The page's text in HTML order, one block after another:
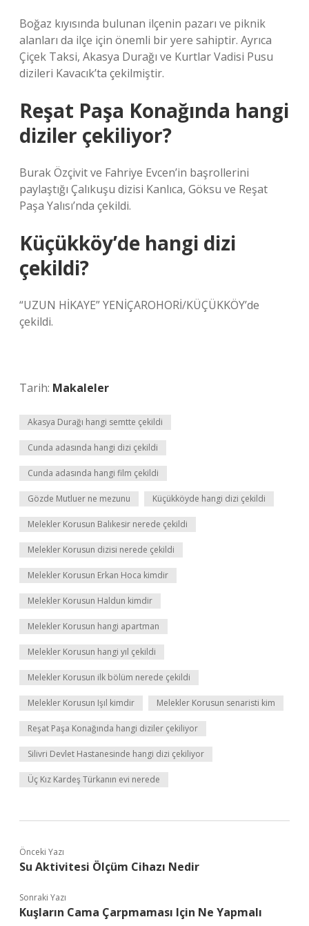
Boğaz kıyısında bulunan ilçenin pazarı ve piknik
alanları da ilçe için önemli bir yere sahiptir. Ayrıca
Çiçek Taksi, Akasya Durağı ve Kurtlar Vadisi Pusu
dizileri Kavacık’ta çekilmiştir.
Reşat Paşa Konağında hangi
diziler çekiliyor?
Burak Özçivit ve Fahriye Evcen’in başrollerini
paylaştığı Çalıkuşu dizisi Kanlıca, Göksu ve Reşat
Paşa Yalısı’nda çekildi.
Küçükköy’de hangi dizi
çekildi?
“UZUN HİKAYE” YENİÇAROHORİ/KÜÇÜKKÖY’de
çekildi.
Tarih: Makaleler
Akasya Durağı hangi semtte çekildi
Cunda adasında hangi dizi çekildi
Cunda adasında hangi film çekildi
Gözde Mutluer ne mezunu Küçükköyde hangi dizi çekildi
Melekler Korusun Balıkesir nerede çekildi
Melekler Korusun dizisi nerede çekildi
Melekler Korusun Erkan Hoca kimdir
Melekler Korusun Haldun kimdir
Melekler Korusun hangi apartman
Melekler Korusun hangi yıl çekildi
Melekler Korusun ilk bölüm nerede çekildi
Melekler Korusun Işıl kimdir Melekler Korusun senaristi kim
Reşat Paşa Konağında hangi diziler çekiliyor
Silivri Devlet Hastanesinde hangi dizi çekiliyor
Üç Kız Kardeş Türkanın evi nerede
Önceki Yazı
Su Aktivitesi Ölçüm Cihazı Nedir
Sonraki Yazı
Kuşların Cama Çarpmaması Için Ne Yapmalı